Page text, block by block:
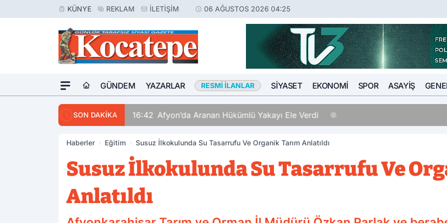
KÜNYE REKLAM İLETIŞIM 06 AĞUSTOS 2026 04:25
GÜNDEM YAZARLAR RESMI İLANLAR SIYASET EKONOMI SPOR ASAYIŞ
SON DAKİKA 16:42 Afyon’da Aranan Hükümlü Yakayı Ele Verdi
Haberler Eğitim Susuz İlkokulunda Su Tasarrufu Ve Organik Tarım Anlatıldı
Susuz İlkokulunda Su Tasarrufu Ve
Anlatıldı